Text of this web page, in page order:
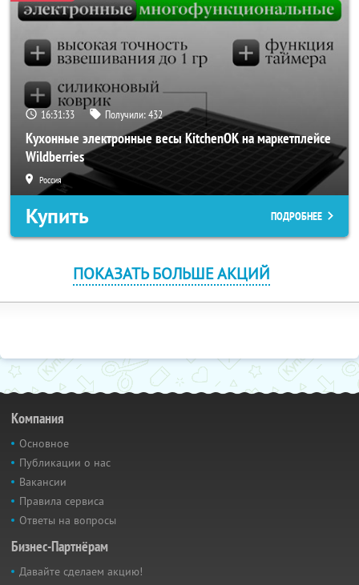
16:31:33 Получили:432
Кухонные электронные весы KitchenOK на маркетплейсе
Wildberries
Россия
Купить ПОДРОБНЕЕ
ПОКАЗАТЬ БОЛЬШЕ АКЦИЙ
Компания
Основное
Публикации о нас
Вакансии
Правила сервиса
Ответы на вопросы
Бизнес-Партнёрам
Давайте сделаем акцию!